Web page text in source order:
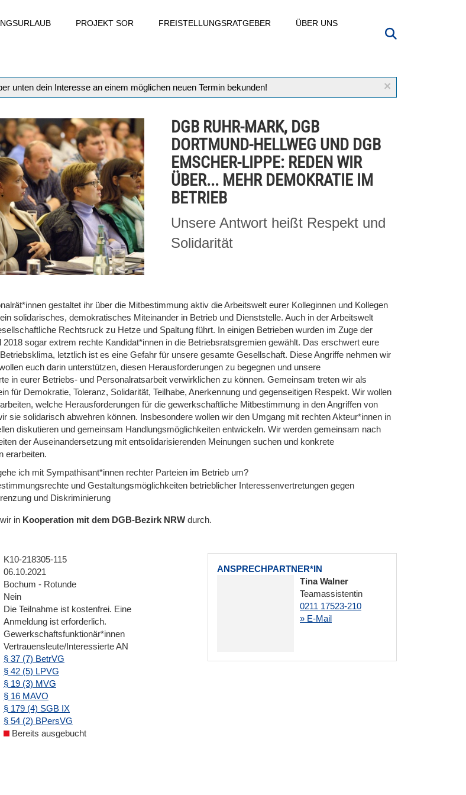
PROJEKT SOR FREISTELLUNGSRATGEBER ÜBER UNS
×
unten dein Interesse an einem möglichen neuen Termin bekunden!
DGB RUHR-MARK, DGB
DORTMUND-HELLWEG UND DGB
EMSCHER-LIPPE: REDEN WIR
ÜBER... MEHR DEMOKRATIE IM
BETRIEB
Unsere Antwort heißt Respekt und
Solidarität
gestaltet ihr über die Mitbestimmung aktiv die Arbeitswelt eurer Kolleginnen und Kollegen
solidarisches, demokratisches Miteinander in Betrieb und Dienststelle. Auch in der Arbeitswelt
Rechtsruck zu Hetze und Spaltung führt. In einigen Betrieben wurden im Zuge der
2018 sogar extrem rechte Kandidat*innen in die Betriebsratsgremien gewählt. Das erschwert eure
letztlich ist es eine Gefahr für unsere gesamte Gesellschaft. Diese Angriffe nehmen wir
euch darin unterstützen, diesen Herausforderungen zu begegnen und unsere
in eurer Betriebs- und Personalratsarbeit verwirklichen zu können. Gemeinsam treten wir als
für Demokratie, Toleranz, Solidarität, Teilhabe, Anerkennung und gegenseitigen Respekt. Wir wollen
welche Herausforderungen für die gewerkschaftliche Mitbestimmung in den Angriffen von
sie solidarisch abwehren können. Insbesondere wollen wir den Umgang mit rechten Akteur*innen in
diskutieren und gemeinsam Handlungsmöglichkeiten entwickeln. Wir werden gemeinsam nach
der Auseinandersetzung mit entsolidarisierenden Meinungen suchen und konkrete
erarbeiten.
ich mit Sympathisant*innen rechter Parteien im Betrieb um?
und Gestaltungsmöglichkeiten betrieblicher Interessenvertretungen gegen
und Diskriminierung
in Kooperation mit dem DGB-Bezirk NRW durch.
ANSPRECHPARTNER*IN
Tina Walner
Teamassistentin
0211 17523-210
» E-Mail
K10-218305-115
06.10.2021
Bochum - Rotunde
Nein
Die Teilnahme ist kostenfrei. Eine
Anmeldung ist erforderlich.
Gewerkschaftsfunktionär*innen
Vertrauensleute/Interessierte AN
§ 37 (7) BetrVG
§ 42 (5) LPVG
§ 19 (3) MVG
§ 16 MAVO
§ 179 (4) SGB IX
§ 54 (2) BPersVG
Bereits ausgebucht